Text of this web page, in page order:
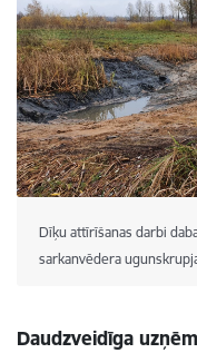
Dīķu attīrīšanas darbi
sarkanvēdera
Daudzveidīga